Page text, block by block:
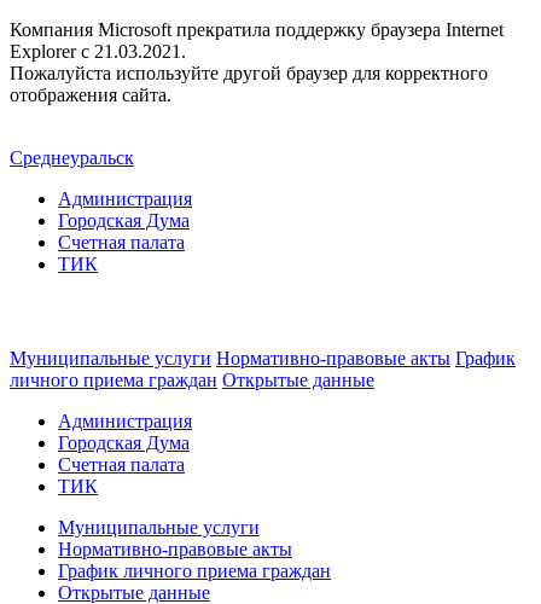
Компания Microsoft прекратила поддержку браузера Internet
Explorer c 21.03.2021.
Пожалуйста используйте другой браузер для корректного
отображения сайта.
Среднеуральск
Администрация
Городская Дума
Счетная палата
ТИК
Муниципальные услуги Нормативно-правовые акты График
личного приема граждан Открытые данные
Администрация
Городская Дума
Счетная палата
ТИК
Муниципальные услуги
Нормативно-правовые акты
График личного приема граждан
Открытые данные